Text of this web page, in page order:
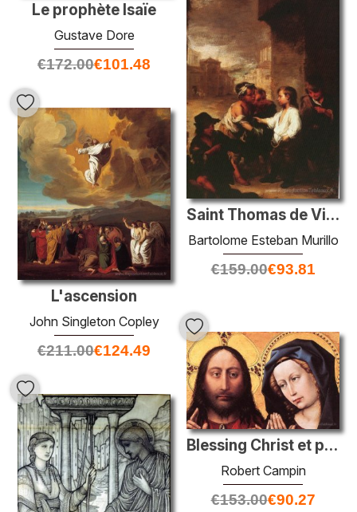
Le prophète Isaïe
Gustave Dore
€172.00€101.48
Saint Thomas de Villanueva divisant ses vêtements parmi les garç
Bartolome Esteban Murillo
€159.00€93.81
L'ascension
John Singleton Copley
€211.00€124.49
Blessing Christ et priant vierge
Robert Campin
€153.00€90.27